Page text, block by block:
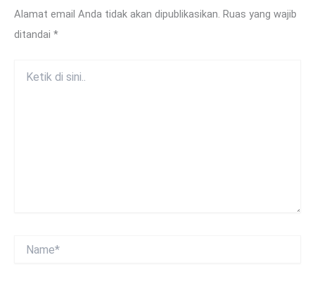
Alamat email Anda tidak akan dipublikasikan. Ruas yang wajib
ditandai *